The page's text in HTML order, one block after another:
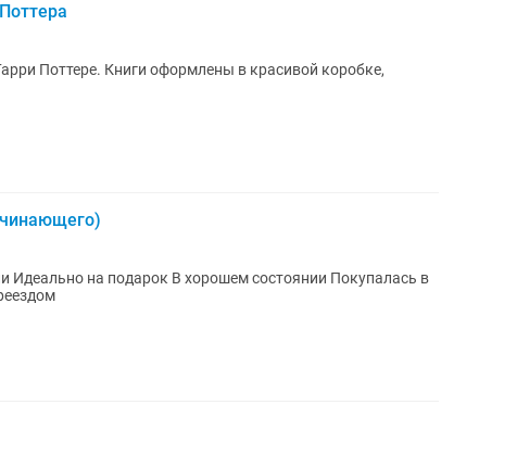
Поттере. Книги оформлены в красивой коробке,
В хорошем состоянии Покупалась в